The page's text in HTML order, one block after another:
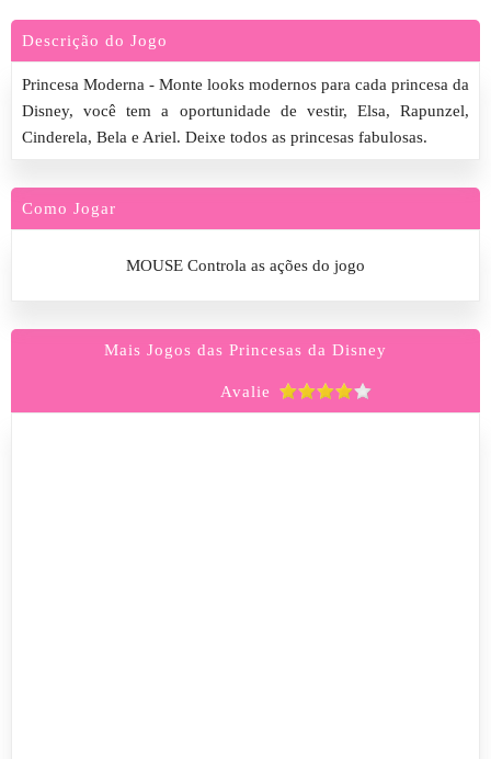
Descrição do Jogo
Princesa Moderna - Monte looks modernos para cada princesa da
Disney, você tem a oportunidade de vestir, Elsa, Rapunzel,
Cinderela, Bela e Ariel. Deixe todos as princesas fabulosas.
Como Jogar
MOUSE Controla as ações do jogo
Mais Jogos das Princesas da Disney
Avalie